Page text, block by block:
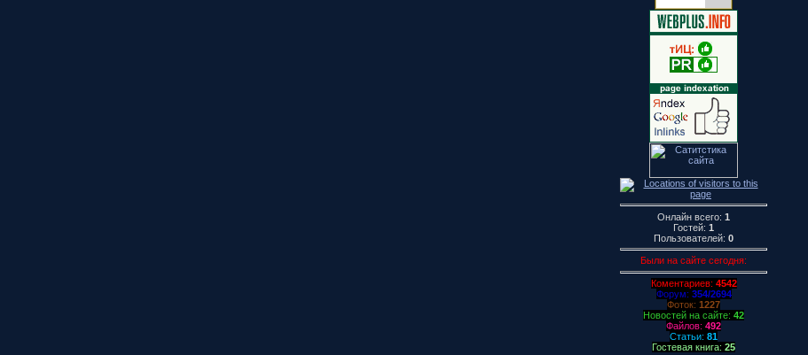
Онлайн всего: 1
Гостей: 1
Пользователей: 0
Были на сайте сегодня:
Коментариев: 4542
Форум: 354/2694
Фоток: 1227
Новостей на сайте: 42
Файлов: 492
Статьи: 81
Гостевая книга: 25